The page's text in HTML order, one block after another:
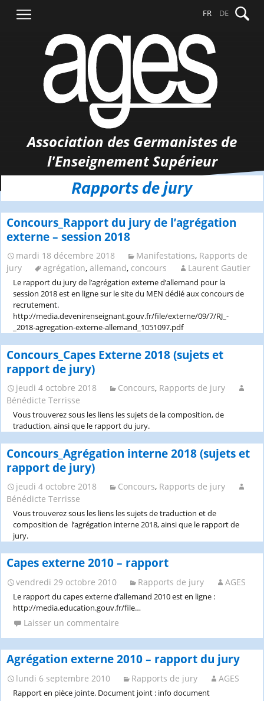
contenu
FR DE
Association des Germanistes de
l'Enseignement Supérieur
Rapports de jury
Concours_Rapport du jury de l’agrégation
externe – session 2018
mardi 18 décembre 2018 Manifestations, Rapports de
jury
agrégation,allemand, concours Laurent Gautier
Le rapport du jury de l’agrégation externe d’allemand pour la
session 2018 est en ligne sur le site du MEN dédié aux concours de
recrutement.
http://media.devenirenseignant.gouv.fr/file/externe/09/7/RJ_-
_2018-agregation-externe-allemand_1051097.pdf
Concours_Capes Externe 2018 (sujets et
rapport de jury)
jeudi 4 octobre 2018 Concours, Rapports de jury
Bénédicte Terrisse
Vous trouverez sous les liens les sujets de la composition, de
traduction, ainsi que le rapport du jury.
Concours_Agrégation interne 2018 (sujets et
rapport de jury)
jeudi 4 octobre 2018 Concours, Rapports de jury
Bénédicte Terrisse
Vous trouverez sous les liens les sujets de traduction et de
composition de l’agrégation interne 2018, ainsi que le rapport de
jury.
Capes externe 2010 – rapport
vendredi 29 octobre 2010 Rapports de jury AGES
Le rapport du capes externe d’allemand 2010 est en ligne :
http://media.education.gouv.fr/file…
Laisser un commentaire
Agrégation externe 2010 – rapport du jury
lundi 6 septembre 2010 Rapports de jury AGES
Rapport en pièce jointe. Document joint : info document